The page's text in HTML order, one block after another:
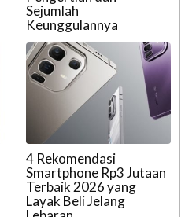
Sejumlah
Keunggulannya
4 Rekomendasi
Smartphone Rp3 Jutaan
Terbaik 2026 yang
Layak Beli Jelang